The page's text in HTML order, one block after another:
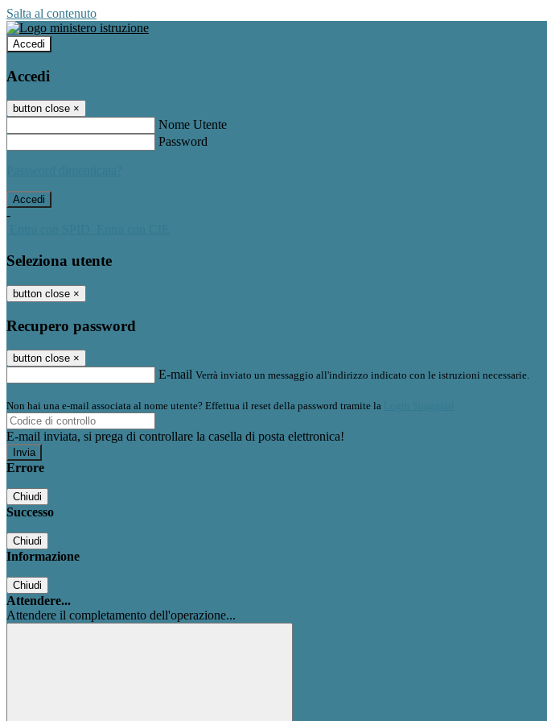
Salta al contenuto
Accedi
Accedi
button close ×
Nome Utente
Password
-
Seleziona utente
button close ×
Recupero password
button close ×
E-mail Verrà inviato un messaggio all'indirizzo indicato con le istruzioni necessarie.
Non hai una e-mail associata al nome utente? Effettua il reset della password tramite la
E-mail inviata, si prega di controllare la casella di posta elettronica!
Errore
Chiudi
Successo
Chiudi
Informazione
Chiudi
Attendere...
Attendere il completamento dell'operazione...